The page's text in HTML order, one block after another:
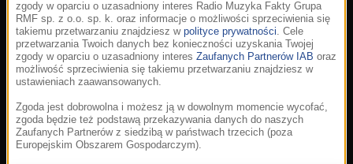
Korzystanie z portalu oznacza akceptację
zgody w oparciu o uzasadniony interes Radio Muzyka Fakty Grupa
RMF sp. z o.o. sp. k. oraz informacje o możliwości sprzeciwienia się
takiemu przetwarzaniu znajdziesz w polityce prywatności. Cele
przetwarzania Twoich danych bez konieczności uzyskania Twojej
zgody w oparciu o uzasadniony interes Zaufanych Partnerów IAB oraz
możliwość sprzeciwienia się takiemu przetwarzaniu znajdziesz w
ustawieniach zaawansowanych.
Zgoda jest dobrowolna i możesz ją w dowolnym momencie wycofać,
zgoda będzie też podstawą przekazywania danych do naszych
Zaufanych Partnerów z siedzibą w państwach trzecich (poza
Europejskim Obszarem Gospodarczym).